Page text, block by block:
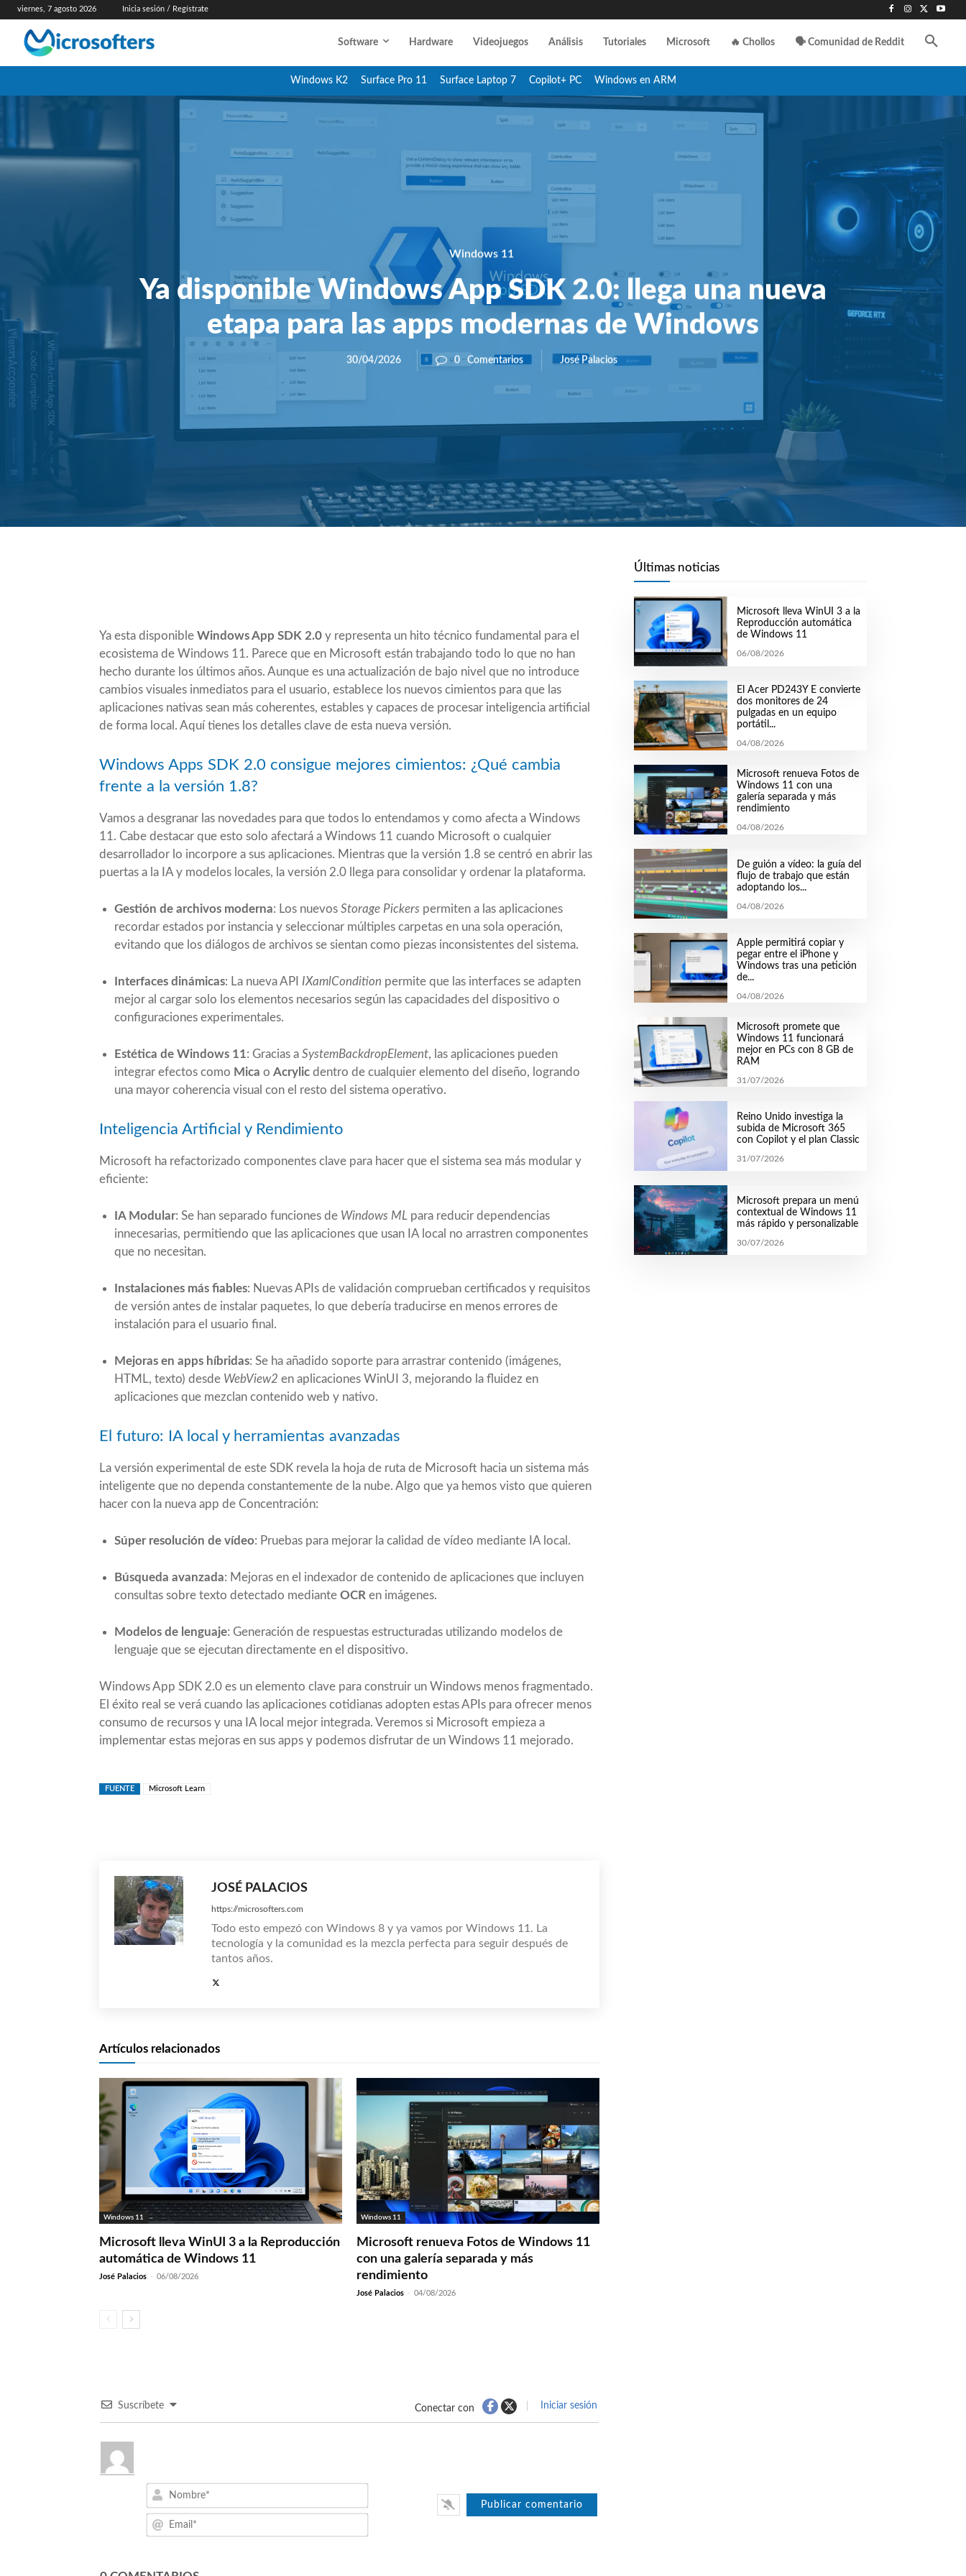
viernes, 7 agosto 2026 Inicia sesión / Regístrate
Software Hardware Videojuegos Análisis Tutoriales Microsoft 🔥 Chollos 🗣️ Comunidad de Reddit
Windows K2 Surface Pro 11 Surface Laptop 7 Copilot+ PC Windows en ARM
Windows 11
Ya disponible Windows App SDK 2.0: llega una nueva
etapa para las apps modernas de Windows
30/04/2026 0 Comentarios José Palacios
Ya esta disponible Windows App SDK 2.0 y representa un hito técnico fundamental para el
ecosistema de Windows 11. Parece que en Microsoft están trabajando todo lo que no han
hecho durante los últimos años. Aunque es una actualización de bajo nivel que no introduce
cambios visuales inmediatos para el usuario, establece los nuevos cimientos para que las
aplicaciones nativas sean más coherentes, estables y capaces de procesar inteligencia artificial
de forma local. Aquí tienes los detalles clave de esta nueva versión.
Windows Apps SDK 2.0 consigue mejores cimientos: ¿Qué cambia
frente a la versión 1.8?
Vamos a desgranar las novedades para que todos lo entendamos y como afecta a Windows
11. Cabe destacar que esto solo afectará a Windows 11 cuando Microsoft o cualquier
desarrollador lo incorpore a sus aplicaciones. Mientras que la versión 1.8 se centró en abrir las
puertas a la IA y modelos locales, la versión 2.0 llega para consolidar y ordenar la plataforma.
Gestión de archivos moderna: Los nuevos Storage Pickers permiten a las aplicaciones
recordar estados por instancia y seleccionar múltiples carpetas en una sola operación,
evitando que los diálogos de archivos se sientan como piezas inconsistentes del sistema.
Interfaces dinámicas: La nueva API IXamlCondition permite que las interfaces se adapten
mejor al cargar solo los elementos necesarios según las capacidades del dispositivo o
configuraciones experimentales.
Estética de Windows 11: Gracias a SystemBackdropElement, las aplicaciones pueden
integrar efectos como Mica o Acrylic dentro de cualquier elemento del diseño, logrando
una mayor coherencia visual con el resto del sistema operativo.
Inteligencia Artificial y Rendimiento
Microsoft ha refactorizado componentes clave para hacer que el sistema sea más modular y
eficiente:
IA Modular: Se han separado funciones de Windows ML para reducir dependencias
innecesarias, permitiendo que las aplicaciones que usan IA local no arrastren componentes
que no necesitan.
Instalaciones más fiables: Nuevas APIs de validación comprueban certificados y requisitos
de versión antes de instalar paquetes, lo que debería traducirse en menos errores de
instalación para el usuario final.
Mejoras en apps híbridas: Se ha añadido soporte para arrastrar contenido (imágenes,
HTML, texto) desde WebView2 en aplicaciones WinUI 3, mejorando la fluidez en
aplicaciones que mezclan contenido web y nativo.
El futuro: IA local y herramientas avanzadas
La versión experimental de este SDK revela la hoja de ruta de Microsoft hacia un sistema más
inteligente que no dependa constantemente de la nube. Algo que ya hemos visto que quieren
hacer con la nueva app de Concentración:
Súper resolución de vídeo: Pruebas para mejorar la calidad de vídeo mediante IA local.
Búsqueda avanzada: Mejoras en el indexador de contenido de aplicaciones que incluyen
consultas sobre texto detectado mediante OCR en imágenes.
Modelos de lenguaje: Generación de respuestas estructuradas utilizando modelos de
lenguaje que se ejecutan directamente en el dispositivo.
Windows App SDK 2.0 es un elemento clave para construir un Windows menos fragmentado.
El éxito real se verá cuando las aplicaciones cotidianas adopten estas APIs para ofrecer menos
consumo de recursos y una IA local mejor integrada. Veremos si Microsoft empieza a
implementar estas mejoras en sus apps y podemos disfrutar de un Windows 11 mejorado.
FUENTE Microsoft Learn
JOSÉ PALACIOS
https://microsofters.com
Todo esto empezó con Windows 8 y ya vamos por Windows 11. La
tecnología y la comunidad es la mezcla perfecta para seguir después de
tantos años.
Artículos relacionados
Windows 11
Microsoft lleva WinUI 3 a la Reproducción
automática de Windows 11
José Palacios - 06/08/2026
Windows 11
Microsoft renueva Fotos de Windows 11
con una galería separada y más
rendimiento
José Palacios - 04/08/2026
Suscríbete Conectar con Iniciar sesión
Últimas noticias
Microsoft lleva WinUI 3 a la
Reproducción automática
de Windows 11
06/08/2026
El Acer PD243Y E convierte
dos monitores de 24
pulgadas en un equipo
portátil...
04/08/2026
Microsoft renueva Fotos de
Windows 11 con una
galería separada y más
rendimiento
04/08/2026
De guión a vídeo: la guía del
flujo de trabajo que están
adoptando los...
04/08/2026
Apple permitirá copiar y
pegar entre el iPhone y
Windows tras una petición
de...
04/08/2026
Microsoft promete que
Windows 11 funcionará
mejor en PCs con 8 GB de
RAM
31/07/2026
Reino Unido investiga la
subida de Microsoft 365
con Copilot y el plan Classic
31/07/2026
Microsoft prepara un menú
contextual de Windows 11
más rápido y personalizable
30/07/2026